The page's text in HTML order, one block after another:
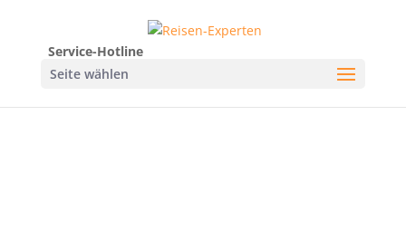
Service-Hotline
Seite wählen